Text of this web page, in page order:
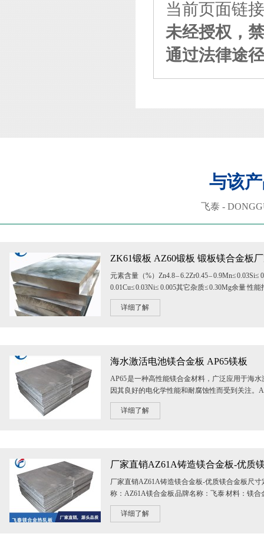
当前页面链
未经授权，
通过法律途
与该
飞泰 -
ZK61锻板 AZ60锻板 锻板镁合金板
元素含量（%）Zn4.8 – 6.2Zr0.45 – 0.9Mn≤ 0.03Si≤
0.01Cu≤ 0.03Ni≤ 0.005其它杂质≤ 0.30Mg余量 性
拉强度 σb280–330 MPa屈...
详细了解
海水激活电池镁合金板 AP65镁板
AP65 是一种高性能镁合金材料，广泛应用于海
因其良好的电化学性能和耐腐蚀性而受到关注。
含有铝（Al）、锌（Zn）、锰（Mn）等微...
详细了解
厂家直销AZ61A铸造镁合金板-优质镁合金板尺寸
称：AZ61A镁合金板 品牌名称：飞泰 材料：镁合
AZ61A 尺寸：咨询定制 颜色...
详细了解